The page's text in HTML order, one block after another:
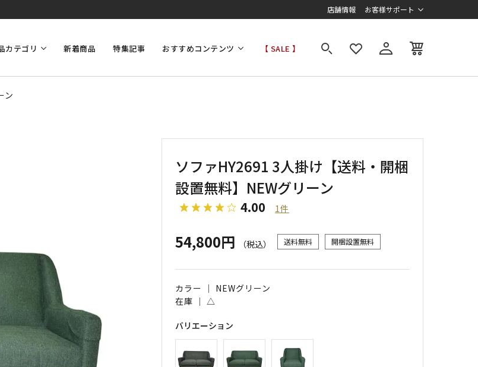
店舗情報 お客様サポート
カテゴリ 新着商品 特集記事 おすすめコンテンツ 【 SALE 】
ン
ソファHY2691 3人掛け【送料・開梱
設置無料】NEWグリーン
4.00 1件
54,800円 （税込） 送料無料 開梱設置無料
カラー ｜ NEWグリーン
在庫 ｜△
バリエーション